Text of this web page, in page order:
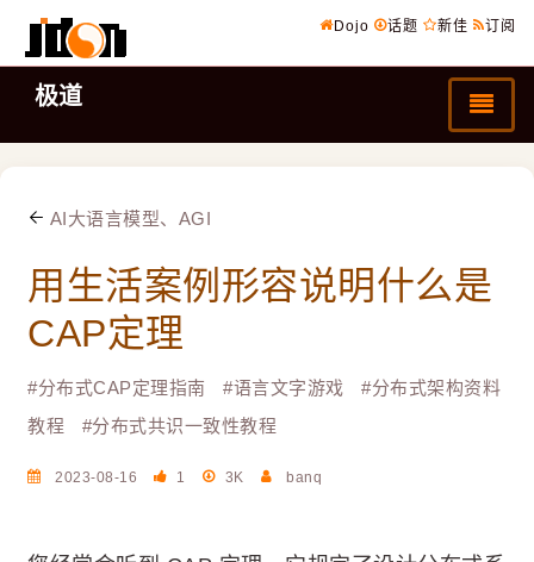
Dojo 话题 新佳 订阅
极道
AI大语言模型、AGI
用生活案例形容说明什么是
CAP定理
#分布式CAP定理指南 #语言文字游戏 #分布式架构资料
教程
#分布式共识一致性教程
2023-08-16 1 3K banq